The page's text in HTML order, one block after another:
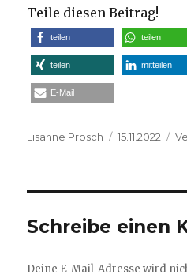
Teile diesen Beitrag!
teilen teilen
teilen mitteilen
E-Mail
Autor
Lisanne Prosch
Veröffentlicht
15.11.2022
Schreibe einen
Deine E-Mail-Adresse wird